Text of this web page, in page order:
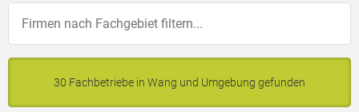
30 Fachbetriebe in Wang und Umgebung gefunden